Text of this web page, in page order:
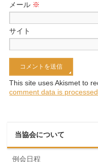
メール ※
サイト
This site uses Akismet to
comment data is processed.
当協会について
例会日程